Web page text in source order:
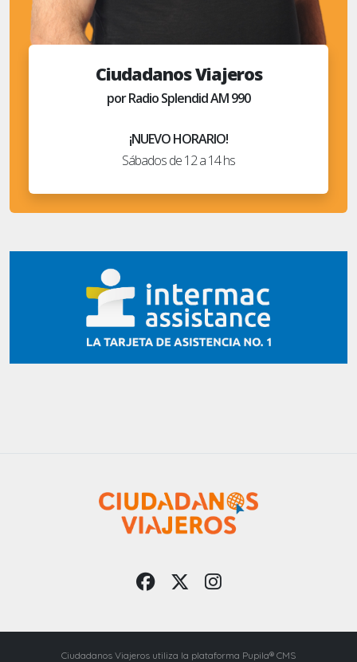
Ciudadanos Viajeros utiliza la plataforma Pupila® CMS